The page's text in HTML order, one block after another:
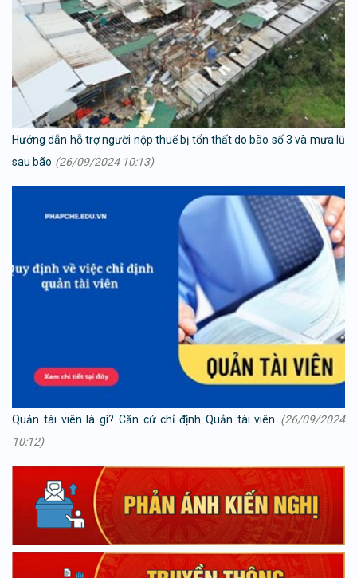
Hướng dẫn hỗ trợ người nộp thuế bị tổn thất do bão số 3 và mưa lũ
sau bão (26/09/2024 10:13)
Quản tài viên là gì? Căn cứ chỉ định Quản tài viên (26/09/2024
10:12)